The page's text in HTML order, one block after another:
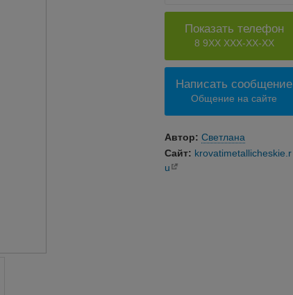
Показать телефон
8 9XX XXX-XX-XX
Написать сообщение
Общение на сайте
Автор: Светлана
Сайт: krovatimetallicheskie.r
u